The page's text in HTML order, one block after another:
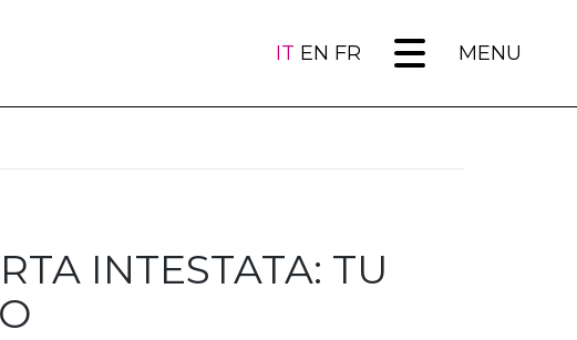
IT EN FR MENU
INTESTATA: TU